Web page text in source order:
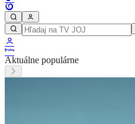
Aktuálne populárne